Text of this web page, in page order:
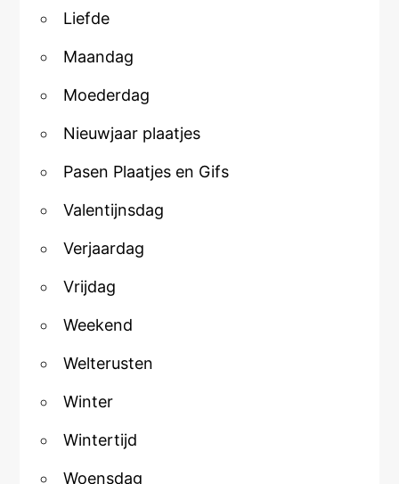
Liefde
Maandag
Moederdag
Nieuwjaar plaatjes
Pasen Plaatjes en Gifs
Valentijnsdag
Verjaardag
Vrijdag
Weekend
Welterusten
Winter
Wintertijd
Woensdag